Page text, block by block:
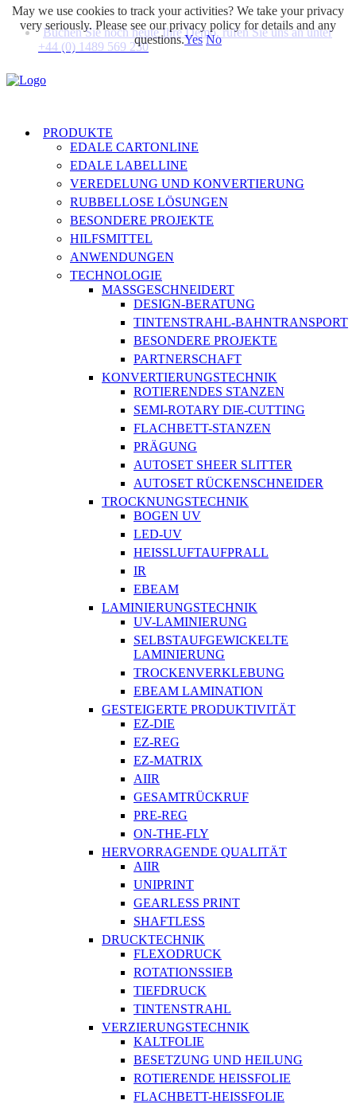
Buchen Sie noch heute Ihre Demo, rufen Sie uns an unter
+44 (0) 1489 569 230
PRODUKTE
EDALE CARTONLINE
EDALE LABELLINE
VEREDELUNG UND KONVERTIERUNG
RUBBELLOSE LÖSUNGEN
BESONDERE PROJEKTE
HILFSMITTEL
ANWENDUNGEN
TECHNOLOGIE
MASSGESCHNEIDERT
DESIGN-BERATUNG
TINTENSTRAHL-BAHNTRANSPORT
BESONDERE PROJEKTE
PARTNERSCHAFT
KONVERTIERUNGSTECHNIK
ROTIERENDES STANZEN
SEMI-ROTARY DIE-CUTTING
FLACHBETT-STANZEN
PRÄGUNG
AUTOSET SHEER SLITTER
AUTOSET RÜCKENSCHNEIDER
TROCKNUNGSTECHNIK
BOGEN UV
LED-UV
HEISSLUFTAUFPRALL
IR
EBEAM
LAMINIERUNGSTECHNIK
UV-LAMINIERUNG
SELBSTAUFGEWICKELTE
LAMINIERUNG
TROCKENVERKLEBUNG
EBEAM LAMINATION
GESTEIGERTE PRODUKTIVITÄT
EZ-DIE
EZ-REG
EZ-MATRIX
AIIR
GESAMTRÜCKRUF
PRE-REG
ON-THE-FLY
HERVORRAGENDE QUALITÄT
AIIR
UNIPRINT
GEARLESS PRINT
SHAFTLESS
DRUCKTECHNIK
FLEXODRUCK
ROTATIONSSIEB
TIEFDRUCK
TINTENSTRAHL
VERZIERUNGSTECHNIK
KALTFOLIE
BESETZUNG UND HEILUNG
ROTIERENDE HEISSFOLIE
FLACHBETT-HEISSFOLIE
May we use cookies to track your activities? We take your privacy
very seriously. Please see our privacy policy for details and any
questions.Yes No